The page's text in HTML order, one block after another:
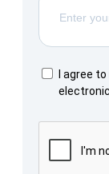
I agree